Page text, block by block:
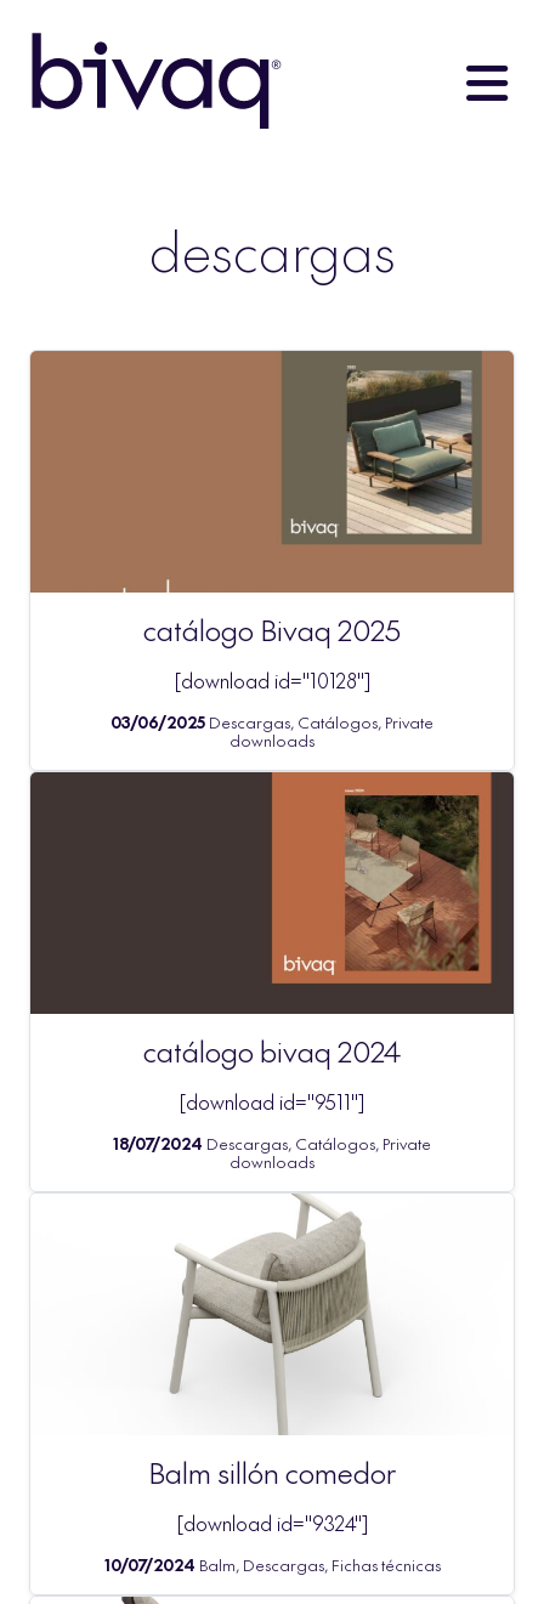
descargas
catálogo Bivaq 2025
[download id="10128"]
03/06/2025 Descargas, Catálogos, Private
downloads
catálogo bivaq 2024
[download id="9511"]
18/07/2024 Descargas, Catálogos, Private
downloads
Balm sillón comedor
[download id="9324"]
10/07/2024 Balm, Descargas, Fichas técnicas